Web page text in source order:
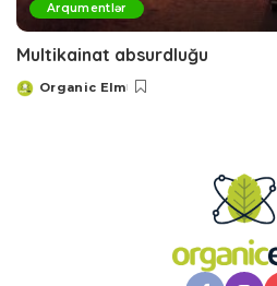
Arqumentlər
Multikainat absurdluğu
Posted
Organic Elm